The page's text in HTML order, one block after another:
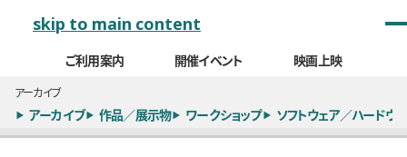
skip to main content
ご利用案内 開催イベント 映画上映
アーカイブ
アーカイブ 作品／展示物 ワークショップ ソフトウェア／ハードウ